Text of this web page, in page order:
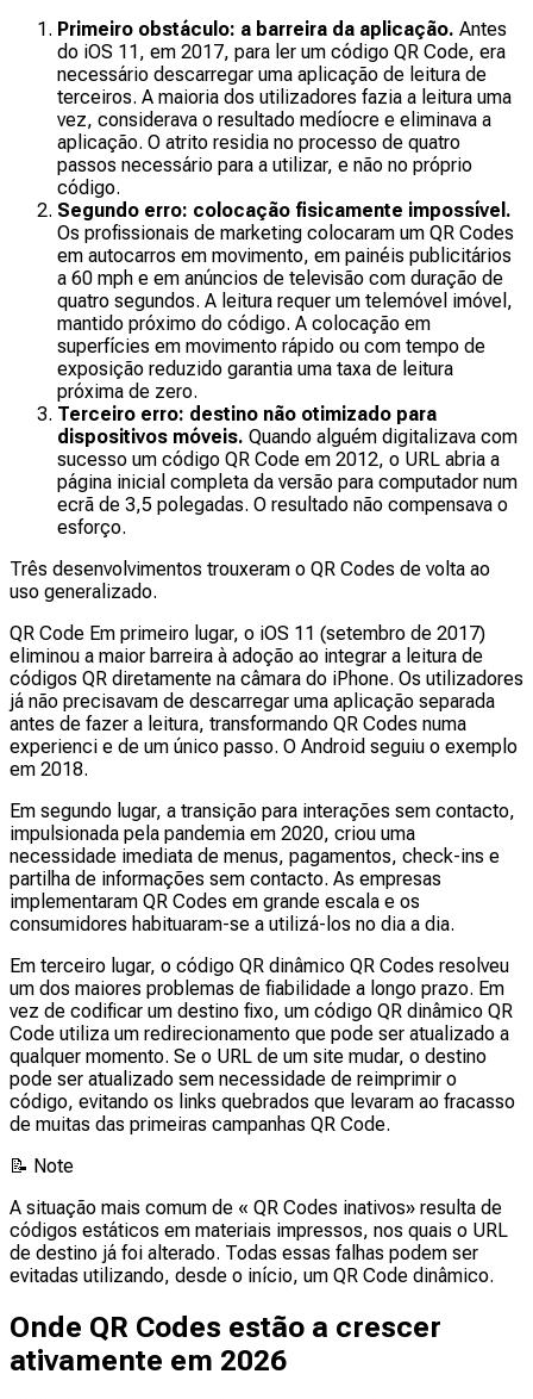
Primeiro obstáculo: a barreira da aplicação. Antes
do iOS 11, em 2017, para ler um código QR Code, era
necessário descarregar uma aplicação de leitura de
terceiros. A maioria dos utilizadores fazia a leitura uma
vez, considerava o resultado medíocre e eliminava a
aplicação. O atrito residia no processo de quatro
passos necessário para a utilizar, e não no próprio
código.
Segundo erro: colocação fisicamente impossível.
Os profissionais de marketing colocaram um QR Codes
em autocarros em movimento, em painéis publicitários
a 60 mph e em anúncios de televisão com duração de
quatro segundos. A leitura requer um telemóvel imóvel,
mantido próximo do código. A colocação em
superfícies em movimento rápido ou com tempo de
exposição reduzido garantia uma taxa de leitura
próxima de zero.
Terceiro erro: destino não otimizado para
dispositivos móveis. Quando alguém digitalizava com
sucesso um código QR Code em 2012, o URL abria a
página inicial completa da versão para computador num
ecrã de 3,5 polegadas. O resultado não compensava o
esforço.
Três desenvolvimentos trouxeram o QR Codes de volta ao
uso generalizado.
QR Code Em primeiro lugar, o iOS 11 (setembro de 2017)
eliminou a maior barreira à adoção ao integrar a leitura de
códigos QR diretamente na câmara do iPhone. Os utilizadores
já não precisavam de descarregar uma aplicação separada
antes de fazer a leitura, transformando QR Codes numa
experienci e de um único passo. O Android seguiu o exemplo
em 2018.
Em segundo lugar, a transição para interações sem contacto,
impulsionada pela pandemia em 2020, criou uma
necessidade imediata de menus, pagamentos, check-ins e
partilha de informações sem contacto. As empresas
implementaram QR Codes em grande escala e os
consumidores habituaram-se a utilizá-los no dia a dia.
Em terceiro lugar, o código QR dinâmico QR Codes resolveu
um dos maiores problemas de fiabilidade a longo prazo. Em
vez de codificar um destino fixo, um código QR dinâmico QR
Code utiliza um redirecionamento que pode ser atualizado a
qualquer momento. Se o URL de um site mudar, o destino
pode ser atualizado sem necessidade de reimprimir o
código, evitando os links quebrados que levaram ao fracasso
de muitas das primeiras campanhas QR Code.
📝 Note
A situação mais comum de « QR Codes inativos» resulta de
códigos estáticos em materiais impressos, nos quais o URL
de destino já foi alterado. Todas essas falhas podem ser
evitadas utilizando, desde o início, um QR Code dinâmico.
Onde QR Codes estão a crescer
ativamente em 2026